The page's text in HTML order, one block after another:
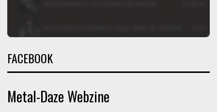
FACEBOOK
Metal-Daze Webzine